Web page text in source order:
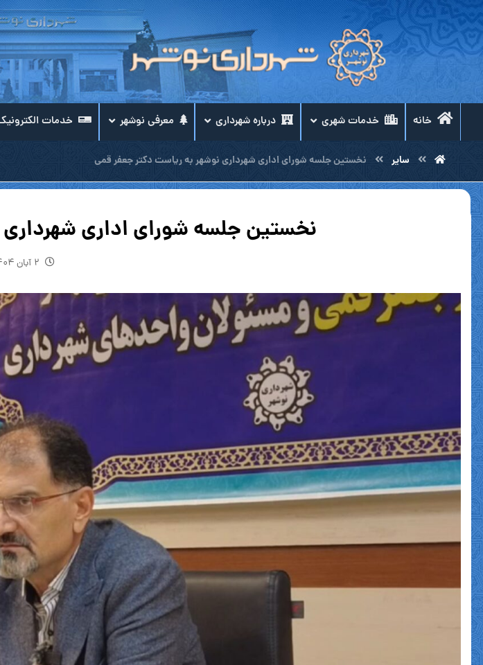
خانه خدمات شهری درباره شهرداری معرفی نوشهر خدمات
سایر نخستین جلسه شورای اداری شهرداری نوشهر به ریاست دکتر جعفر قمی
نخستین جلسه شورای اداری
۲ آبان ۱۴۰۴